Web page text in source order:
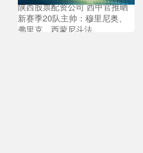
陕西股票配资公司 西甲官推晒
新赛季20队主帅：穆里尼奥、
弗里克、西蒙尼斗法